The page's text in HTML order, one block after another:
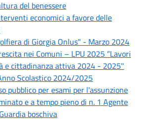
del benessere
economici a favore delle
di Giorgia Onlus" - Marzo 2024
nei Comuni – LPU 2025 “Lavori
e cittadinanza attiva 2024 - 2025"
Scolastico 2024/2025
pubblico per esami per l'assunzione
e a tempo pieno di n. 1 Agente
boschiva